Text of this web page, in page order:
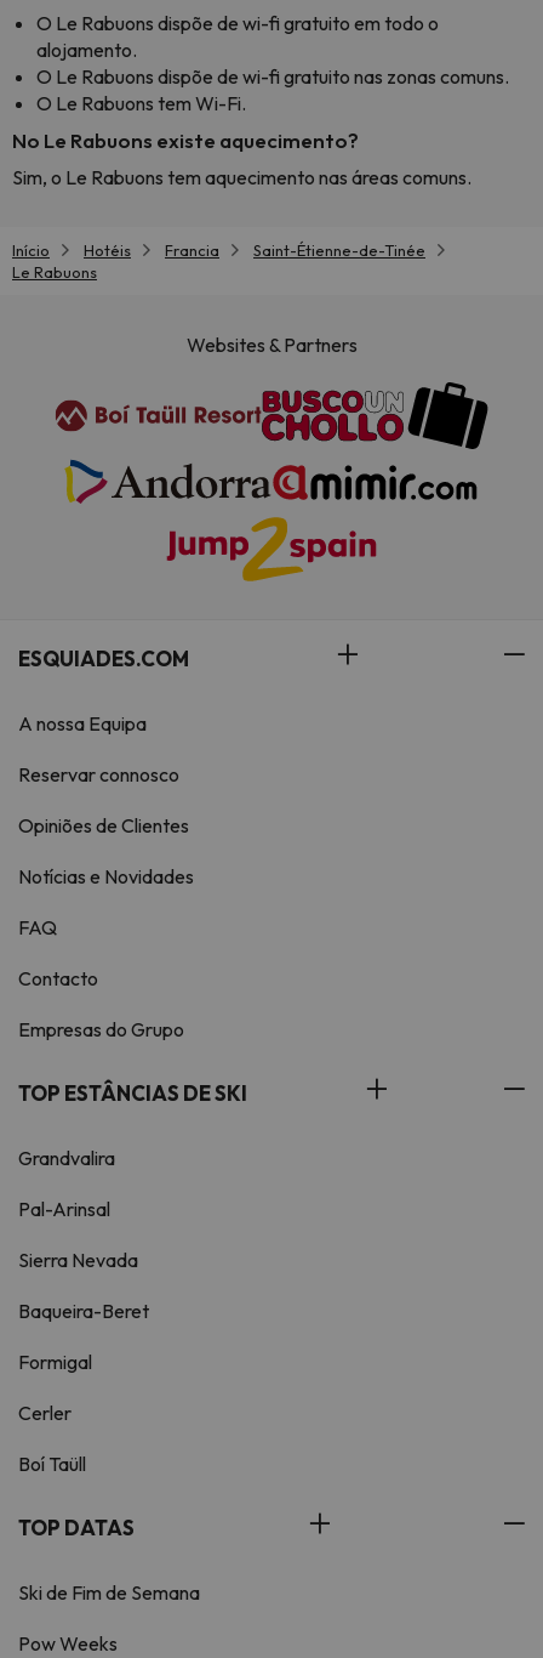
O Le Rabuons dispõe de wi-fi gratuito em todo o
alojamento.
O Le Rabuons dispõe de wi-fi gratuito nas zonas comuns.
O Le Rabuons tem Wi-Fi.
No Le Rabuons existe aquecimento?
Sim, o Le Rabuons tem aquecimento nas áreas comuns.
Início Hotéis Francia
Saint-Étienne-de-Tinée
Le Rabuons
Websites & Partners
ESQUIADES.COM
A nossa Equipa
Reservar connosco
Opiniões de Clientes
Notícias e Novidades
FAQ
Contacto
Empresas do Grupo
TOP ESTÂNCIAS DE SKI
Grandvalira
Pal-Arinsal
Sierra Nevada
Baqueira-Beret
Formigal
Cerler
Boí Taüll
TOP DATAS
Ski de Fim de Semana
Pow Weeks